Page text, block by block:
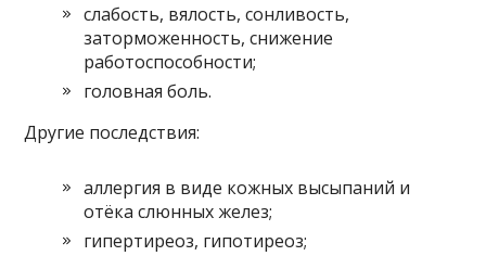
слабость, вялость, сонливость,
заторможенность, снижение
работоспособности;
головная боль.
Другие последствия:
аллергия в виде кожных высыпаний и
отёка слюнных желез;
гипертиреоз, гипотиреоз;